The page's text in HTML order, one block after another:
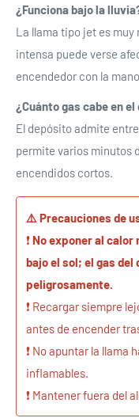
¿Funciona bajo la
La llama tipo jet es
intensa puede verse
encendedor con la
¿Cuánto gas cabe en
El depósito admite
permite varios minutos
encendidos cortos.
⚠️ Precauciones de
❗ No exponer al calor
bajo el sol; el gas
peligrosamente.
❗ Recargar siempre
antes de encender
❗ No apuntar la
inflamables.
❗ Mantener fuera del